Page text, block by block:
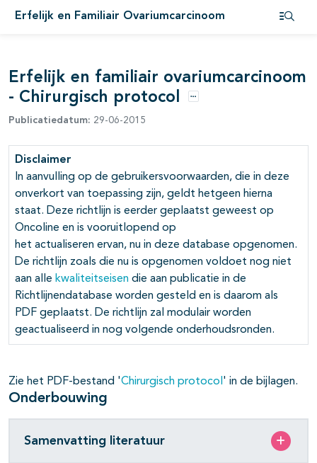
Erfelijk en Familiair Ovariumcarcinoom
open- en dichtklappen
open- en dichtklappen
open- en dichtklappen
Erfelijk en familiair ovariumcarcinoom
- Chirurgisch protocol
Opties
Publicatiedatum: 29-06-2015
Disclaimer
In aanvulling op de gebruikersvoorwaarden, die in deze
onverkort van toepassing zijn, geldt hetgeen hierna
staat. Deze richtlijn is eerder geplaatst geweest op
Oncoline en is vooruitlopend op
het actualiseren ervan, nu in deze database opgenomen.
De richtlijn zoals die nu is opgenomen voldoet nog niet
aan alle kwaliteitseisen die aan publicatie in de
Richtlijnendatabase worden gesteld en is daarom als
PDF geplaatst. De richtlijn zal modulair worden
geactualiseerd in nog volgende onderhoudsronden.
Zie het PDF-bestand 'Chirurgisch protocol ' in de bijlagen.
Onderbouwing
Samenvatting literatuur